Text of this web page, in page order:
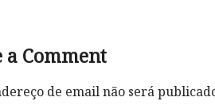
a Comment
de email não será